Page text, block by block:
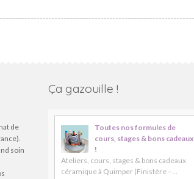
de
soin
Ça gazouille !
Toutes nos formules de
cours, stages & bons cadeaux
!
Ateliers, cours, stages & bons cadeaux
céramique à Quimper (Finistère –…